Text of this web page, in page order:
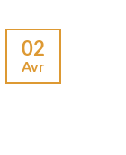
02
Avr